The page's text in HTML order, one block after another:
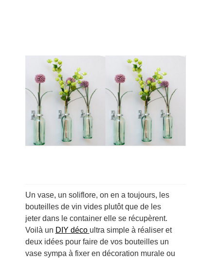
Un vase, un soliflore, on en a toujours, les
bouteilles de vin vides plutôt que de les
jeter dans le container elle se récupèrent.
Voilà un DIY déco ultra simple à réaliser et
deux idées pour faire de vos bouteilles un
vase sympa à fixer en décoration murale ou